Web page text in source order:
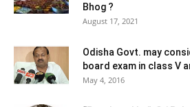
Bhog ?
August 17, 2021
Odisha Govt. may
board exam in class V
May 4, 2016